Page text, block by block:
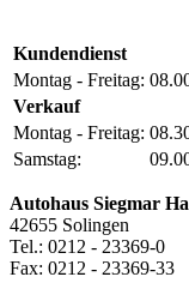
Kundendienst
Montag - Freitag:
Verkauf
Montag - Freitag:
Samstag:
Autohaus Siegmar
42655 Solingen
Tel.: 0212 - 23369-0
Fax: 0212 - 23369-33